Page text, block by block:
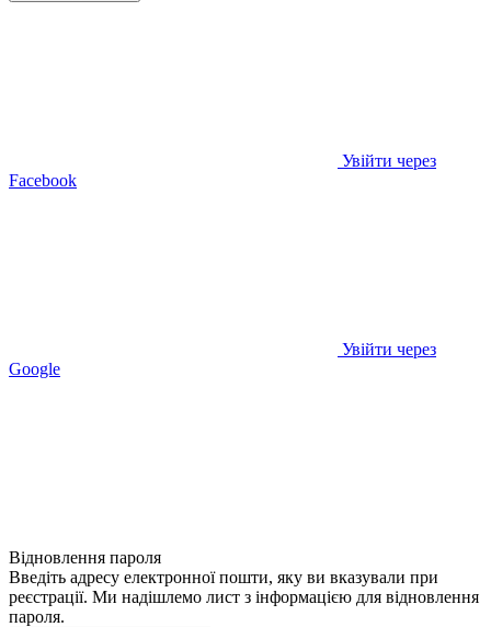
Увійти через
Facebook
Увійти через
Google
Відновлення пароля
Введіть адресу електронної пошти, яку ви вказували при
реєстрації. Ми надішлемо лист з інформацією для відновлення
пароля.